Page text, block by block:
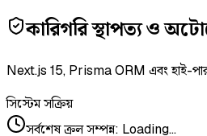
কারিগরি স্থাপত্য ও
Next.js 15, Prisma ORM এবং হাই-
সিস্টেম সক্রিয়
সর্বশেষ ক্রল সম্পন্ন: Loading...